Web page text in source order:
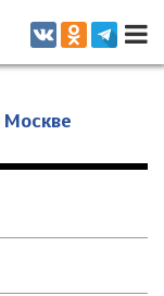
актуальным